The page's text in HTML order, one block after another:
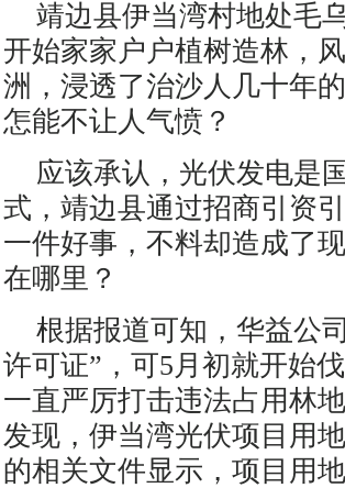
靖边县伊当湾村地处毛
开始家家户户植树造林，
洲，浸透了治沙人几十年
怎能不让人气愤？
应该承认，光伏发电是
式，靖边县通过招商引资
一件好事，不料却造成了
在哪里？
根据报道可知，华益公
许可证”，可5月初就开始
一直严厉打击违法占用林
发现，伊当湾光伏项目用
的相关文件显示，项目用